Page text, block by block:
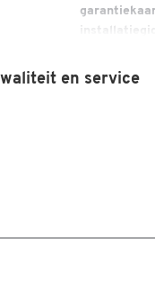
Plus
incl. ploegendiensten en
en service